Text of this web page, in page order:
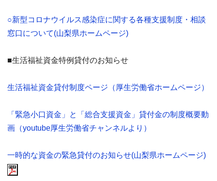
○新型コロナウイルス感染症に関する各種支援制度・相談
窓口について(山梨県ホームページ)
■生活福祉資金特例貸付のお知らせ
生活福祉資金貸付制度ページ（厚生労働省ホームページ）
「緊急小口資金」と「総合支援資金」貸付金の制度概要動
画（youtube厚生労働省チャンネルより）
一時的な資金の緊急貸付のお知らせ(山梨県ホームページ)